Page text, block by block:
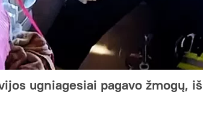
ugniagesiai pagavo žmogų,